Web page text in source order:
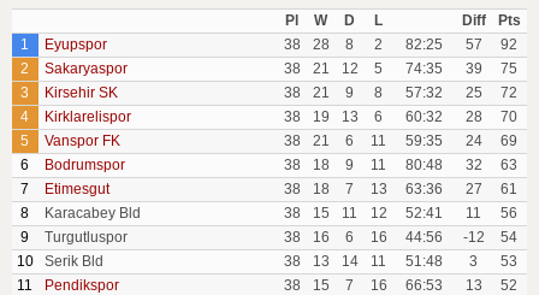
Pl W D L Diff
Pts
1
Eyupspor 38 28 8 2 82:25 57
92
2
Sakaryaspor 38 21 12 5 74:35 39
75
3
Kirsehir SK 38 21 9 8 57:32 25
72
4
Kirklarelispor 38 19 13 6 60:32 28
70
5
Vanspor FK 38 21 6 11 59:35 24
69
6
Bodrumspor 38 18 9 11 80:48 32
63
7
Etimesgut 38 18 7 13 63:36 27
61
8
Karacabey Bld 38 15 11 12 52:41 11
56
9
Turgutluspor 38 16 6 16 44:56 -12
54
10
Serik Bld 38 13 14 11 51:48 3
53
11
Pendikspor 38 15 7 16 66:53 13
52